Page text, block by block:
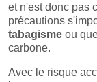
et n'est donc pas
précautions
tabagisme ou
carbone.
Avec le risque